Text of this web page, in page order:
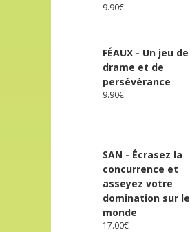
9.90€
FÉAUX - Un jeu de
drame et de
persévérance
9.90€
SAN - Écrasez la
concurrence et
asseyez votre
domination sur le
monde
17.00€